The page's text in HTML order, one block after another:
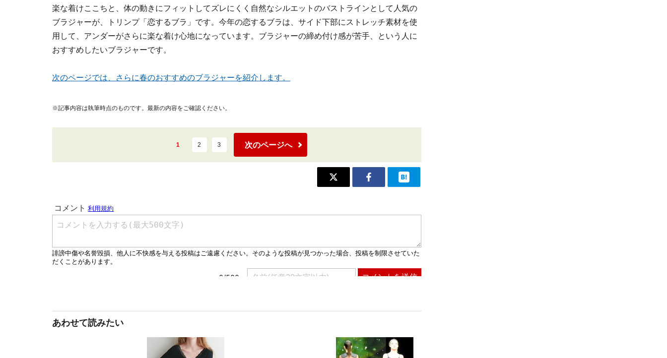
楽な着けここちと、体の動きにフィットしてズレにくく自然なシルエットのバストラインとして人気の
ブラジャーが、トリンプ「恋するブラ」です。今年の恋するブラは、サイド下部にストレッチ素材を使
用して、アンダーがさらに楽な着け心地になっています。ブラジャーの締め付け感が苦手、という人に
おすすめしたいブラジャーです。
次のページでは、さらに春のおすすめのブラジャーを紹介します。
※記事内容は執筆時点のものです。最新の内容をご確認ください。
1 2 3 次のページへ
あわせて読みたい